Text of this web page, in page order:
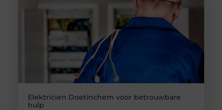
Elektricien Doetinchem voor betrouwbare
hulp